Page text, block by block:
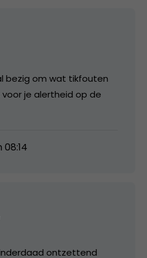
bezig om wat tikfouten
je alertheid op de
ontzettend